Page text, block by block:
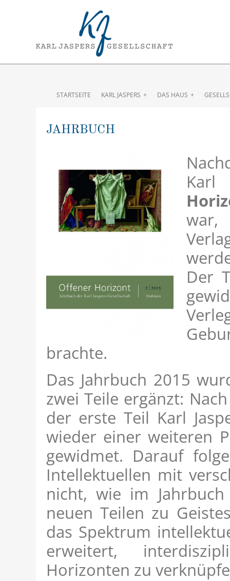
STARTSEITE KARL JASPERS DAS HAUS
JAHRBUCH
war,
Der
brachte.
Das Jahrbuch 2015
zwei Teile ergänzt:
der erste Teil Karl
wieder einer weiteren
gewidmet. Darauf
Intellektuellen mit
nicht, wie im
neuen Teilen zu
das Spektrum
erweitert,
Horizonten zu